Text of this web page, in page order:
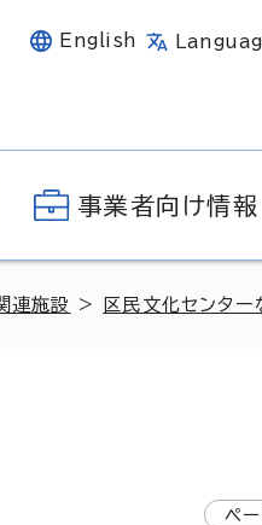
English
事業者向け情報
連施設 > 区民文化センター
ペ